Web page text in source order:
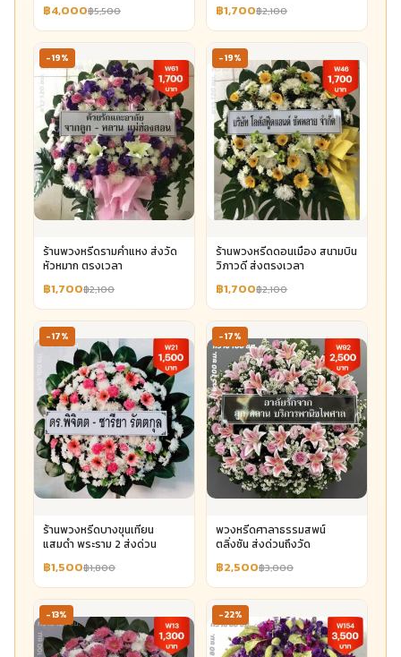
฿4,000฿5,500 ฿1,700฿2,100
-19%
ร้านพวงหรีดรามคำแหง ส่งวัด
หัวหมาก ตรงเวลา
฿1,700฿2,100
-19%
ร้านพวงหรีดดอนเมือง สนามบิน
วิภาวดี ส่งตรงเวลา
฿1,700฿2,100
-17%
ร้านพวงหรีดบางขุนเทียน
แสมดำ พระราม 2 ส่งด่วน
฿1,500฿1,800
-17%
พวงหรีดศาลาธรรมสพน์
ตลิ่งชัน ส่งด่วนถึงวัด
฿2,500฿3,000
-13% -22%